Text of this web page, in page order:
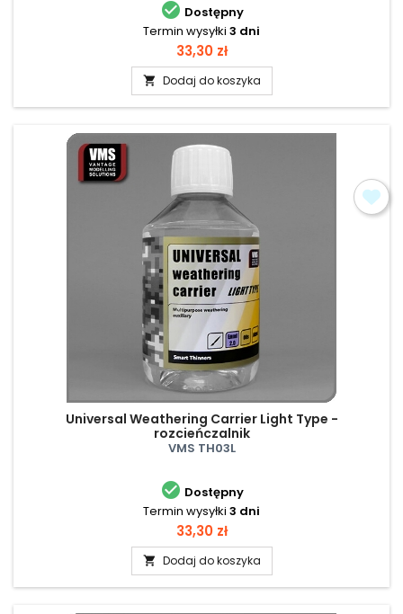
 Dostępny
Termin wysyłki 3 dni
Cena
33,30 zł
 Dodaj do koszyka
Universal Weathering Carrier Light Type -
rozcieńczalnik
VMS TH03L
 Dostępny
Termin wysyłki 3 dni
Cena
33,30 zł
 Dodaj do koszyka